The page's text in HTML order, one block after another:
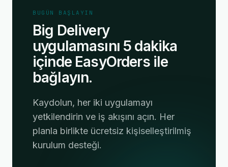
BUGÜN BAŞLAYIN
Big Delivery
uygulamasını 5 dakika
içinde EasyOrders ile
bağlayın.
Kaydolun, her iki uygulamayı
yetkilendirin ve iş akışını açın. Her
planla birlikte ücretsiz kişiselleştirilmiş
kurulum desteği.